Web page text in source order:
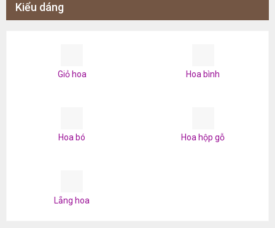
Kiểu dáng
Giỏ hoa Hoa bình
Hoa bó Hoa hộp gỗ
Lẵng hoa